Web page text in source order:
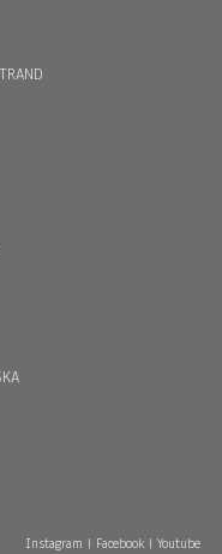
Instagram | Facebook| Youtube